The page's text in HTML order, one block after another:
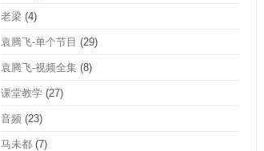
老梁 (4)
袁腾飞-单个节目 (29)
袁腾飞-视频全集 (8)
课堂教学 (27)
音频 (23)
马未都 (7)